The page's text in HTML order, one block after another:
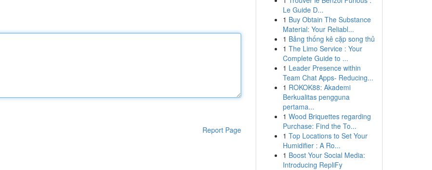
Report Page
Le Guide D...
1 Buy Obtain The Substance
Material: Your Reliabl...
1 Bảng thống kê cặp song thủ
1 The Limo Service : Your
Complete Guide to ...
1 Leader Presence within
Team Chat Apps- Reducing...
1 ROKOK88: Akademi
Berkualitas pengguna
pertama...
1 Wood Briquettes regarding
Purchase: Find the To...
1 Top Locations to Set Your
Humidifier : A Ro...
1 Boost Your Social Media:
Introducing RepliFy